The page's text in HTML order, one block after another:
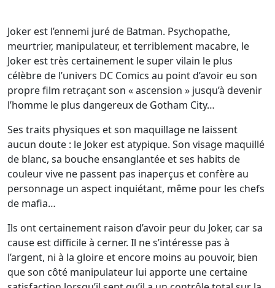
Joker est l’ennemi juré de Batman. Psychopathe,
meurtrier, manipulateur, et terriblement macabre, le
Joker est très certainement le super vilain le plus
célèbre de l’univers DC Comics au point d’avoir eu son
propre film retraçant son « ascension » jusqu’à devenir
l’homme le plus dangereux de Gotham City…
Ses traits physiques et son maquillage ne laissent
aucun doute : le Joker est atypique. Son visage maquillé
de blanc, sa bouche ensanglantée et ses habits de
couleur vive ne passent pas inaperçus et confère au
personnage un aspect inquiétant, même pour les chefs
de mafia…
Ils ont certainement raison d’avoir peur du Joker, car sa
cause est difficile à cerner. Il ne s’intéresse pas à
l’argent, ni à la gloire et encore moins au pouvoir, bien
que son côté manipulateur lui apporte une certaine